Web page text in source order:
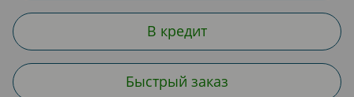
В кредит
Быстрый заказ